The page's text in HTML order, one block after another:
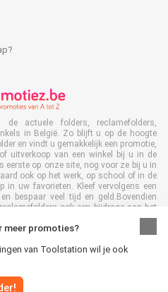
meer promoties?
van Toolstation wil je ook
de actuele folders, reclamefolders,
in België. Zo blijft u op de hoogte
en vindt u gemakkelijk een promotie,
uitverkoop van een winkel bij u in de
eerste op onze site, nog voor ze bij u in
ook op het werk, op school of in de
in uw favorieten. Kleef vervolgens een
bespaar veel tijd en geld.Bovendien
ook een bijdrage aan het
is ook goed voor het milieu!
2026 |